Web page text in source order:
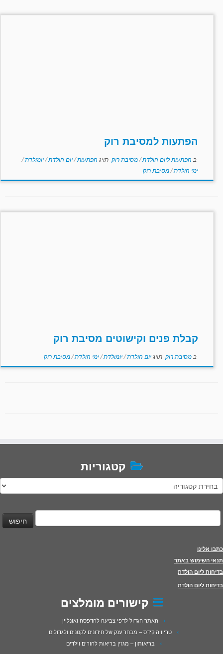
הפתעות למסיבת רוק
ב הפתעות ליום הולדת/מסיבת רוק תויג הפתעות/יום הולדת/יומולדת/
ימי הולדת/מסיבת רוק
קבלת פנים וקישוטים מסיבת רוק
ב מסיבת רוק תויגיום הולדת/יומולדת/ימי הולדת/מסיבת רוק
קטגוריות
קטגוריות
חיפוש:
כתבו אלינו
תנאי השימוש באתר
בדיחות ליום הולדת
בדיחות ליום הולדת
קישורים מומלצים
האתר הגדול לדפי צביעה להדפסה ואונליין
טריוויה קידס – מבחר ענק של חידונים לקטנים ולגדולים
בריאותון – מגזין בריאות להורים וילדים